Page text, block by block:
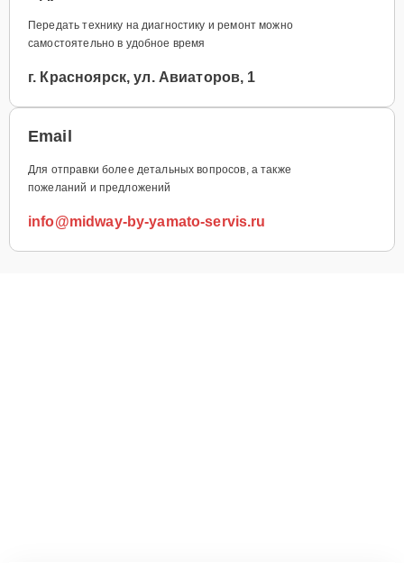
Передать технику на диагностику и ремонт можно
самостоятельно в удобное время
г. Красноярск, ул. Авиаторов, 1
Email
Для отправки более детальных вопросов, а также
пожеланий и предложений
info@midway-by-yamato-servis.ru